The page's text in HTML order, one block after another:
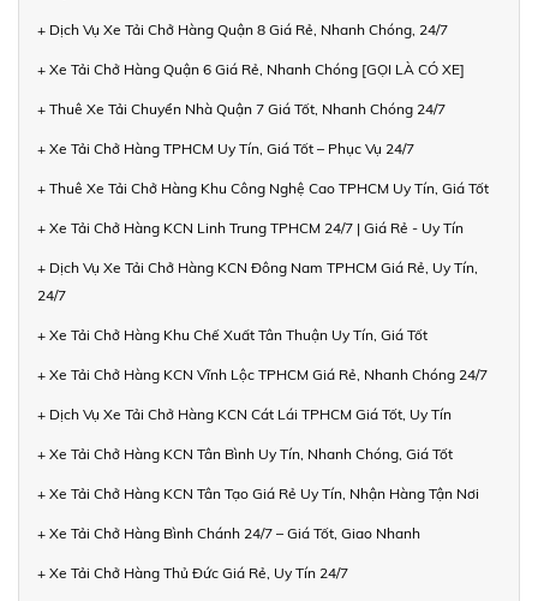
+ Dịch Vụ Xe Tải Chở Hàng Quận 8 Giá Rẻ, Nhanh Chóng, 24/7
+ Xe Tải Chở Hàng Quận 6 Giá Rẻ, Nhanh Chóng [GỌI LÀ CÓ XE]
+ Thuê Xe Tải Chuyển Nhà Quận 7 Giá Tốt, Nhanh Chóng 24/7
+ Xe Tải Chở Hàng TPHCM Uy Tín, Giá Tốt – Phục Vụ 24/7
+ Thuê Xe Tải Chở Hàng Khu Công Nghệ Cao TPHCM Uy Tín, Giá Tốt
+ Xe Tải Chở Hàng KCN Linh Trung TPHCM 24/7 | Giá Rẻ - Uy Tín
+ Dịch Vụ Xe Tải Chở Hàng KCN Đông Nam TPHCM Giá Rẻ, Uy Tín,
24/7
+ Xe Tải Chở Hàng Khu Chế Xuất Tân Thuận Uy Tín, Giá Tốt
+ Xe Tải Chở Hàng KCN Vĩnh Lộc TPHCM Giá Rẻ, Nhanh Chóng 24/7
+ Dịch Vụ Xe Tải Chở Hàng KCN Cát Lái TPHCM Giá Tốt, Uy Tín
+ Xe Tải Chở Hàng KCN Tân Bình Uy Tín, Nhanh Chóng, Giá Tốt
+ Xe Tải Chở Hàng KCN Tân Tạo Giá Rẻ Uy Tín, Nhận Hàng Tận Nơi
+ Xe Tải Chở Hàng Bình Chánh 24/7 – Giá Tốt, Giao Nhanh
+ Xe Tải Chở Hàng Thủ Đức Giá Rẻ, Uy Tín 24/7